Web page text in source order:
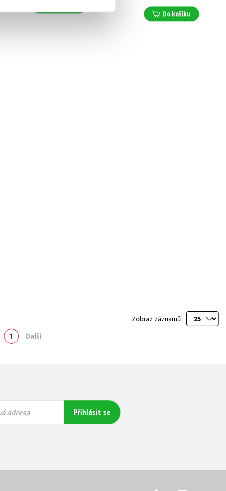
Do košíku
Zobraz záznamů
1 Další
adresa Přihlásit se